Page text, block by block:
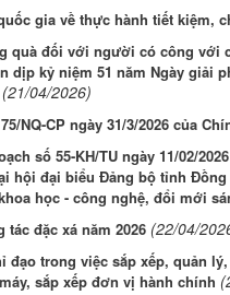
gia về thực hành tiết kiệm,
quà đối với người có công với
dịp kỷ niệm 51 năm Ngày giải
(21/04/2026)
NQ-CP ngày 31/3/2026 của
số 55-KH/TU ngày 11/02/
hội đại biểu Đảng bộ tỉnh Đồng
học - công nghệ, đổi mới
đặc xá năm 2026 (22/04/
đạo trong việc sắp xếp, quản
sắp xếp đơn vị hành chính